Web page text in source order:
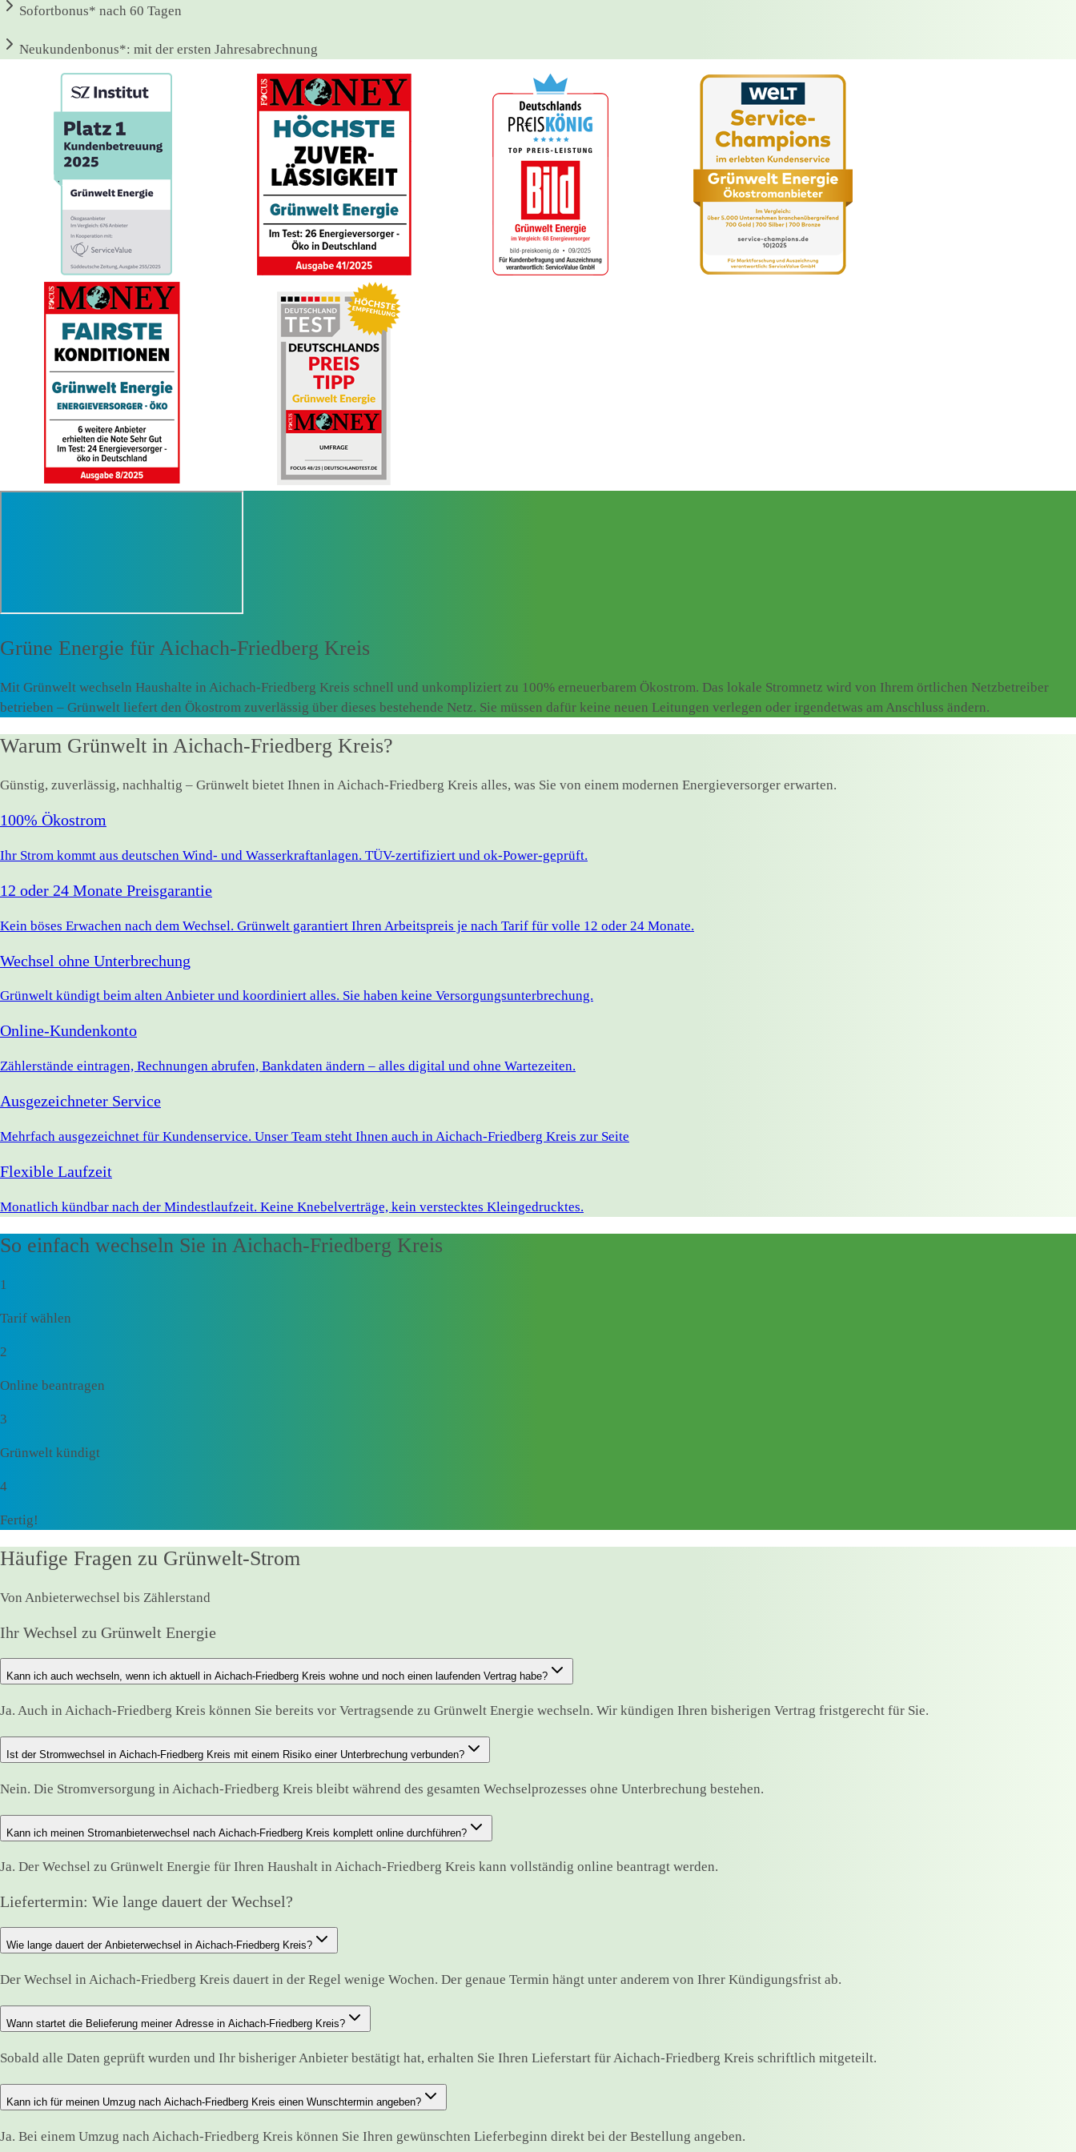
Sofortbonus* nach 60 Tagen
Neukundenbonus*: mit der ersten Jahresabrechnung
Grüne Energie für Aichach-Friedberg Kreis
Mit Grünwelt wechseln Haushalte in Aichach-Friedberg Kreis schnell und unkompliziert zu 100% erneuerbarem Ökostrom. Das lokale Stromnetz wird von Ihrem örtlichen Netzbetreiber
betrieben – Grünwelt liefert den Ökostrom zuverlässig über dieses bestehende Netz. Sie müssen dafür keine neuen Leitungen verlegen oder irgendetwas am Anschluss ändern.
Warum Grünwelt in Aichach-Friedberg Kreis?
Günstig, zuverlässig, nachhaltig – Grünwelt bietet Ihnen in Aichach-Friedberg Kreis alles, was Sie von einem modernen Energieversorger erwarten.
100% Ökostrom
Ihr Strom kommt aus deutschen Wind- und Wasserkraftanlagen. TÜV-zertifiziert und ok-Power-geprüft.
12 oder 24 Monate Preisgarantie
Kein böses Erwachen nach dem Wechsel. Grünwelt garantiert Ihren Arbeitspreis je nach Tarif für volle 12 oder 24 Monate.
Wechsel ohne Unterbrechung
Grünwelt kündigt beim alten Anbieter und koordiniert alles. Sie haben keine Versorgungsunterbrechung.
Online-Kundenkonto
Zählerstände eintragen, Rechnungen abrufen, Bankdaten ändern – alles digital und ohne Wartezeiten.
Ausgezeichneter Service
Mehrfach ausgezeichnet für Kundenservice. Unser Team steht Ihnen auch in Aichach-Friedberg Kreis zur Seite
Flexible Laufzeit
Monatlich kündbar nach der Mindestlaufzeit. Keine Knebelverträge, kein verstecktes Kleingedrucktes.
So einfach wechseln Sie in Aichach-Friedberg Kreis
1
Tarif wählen
2
Online beantragen
3
Grünwelt kündigt
4
Fertig!
Häufige Fragen zu Grünwelt-Strom
Von Anbieterwechsel bis Zählerstand
Ihr Wechsel zu Grünwelt Energie
Kann ich auch wechseln, wenn ich aktuell in Aichach-Friedberg Kreis wohne und noch einen laufenden Vertrag habe?
Ja. Auch in Aichach-Friedberg Kreis können Sie bereits vor Vertragsende zu Grünwelt Energie wechseln. Wir kündigen Ihren bisherigen Vertrag fristgerecht für Sie.
Ist der Stromwechsel in Aichach-Friedberg Kreis mit einem Risiko einer Unterbrechung verbunden?
Nein. Die Stromversorgung in Aichach-Friedberg Kreis bleibt während des gesamten Wechselprozesses ohne Unterbrechung bestehen.
Kann ich meinen Stromanbieterwechsel nach Aichach-Friedberg Kreis komplett online durchführen?
Ja. Der Wechsel zu Grünwelt Energie für Ihren Haushalt in Aichach-Friedberg Kreis kann vollständig online beantragt werden.
Liefertermin: Wie lange dauert der Wechsel?
Wie lange dauert der Anbieterwechsel in Aichach-Friedberg Kreis?
Der Wechsel in Aichach-Friedberg Kreis dauert in der Regel wenige Wochen. Der genaue Termin hängt unter anderem von Ihrer Kündigungsfrist ab.
Wann startet die Belieferung meiner Adresse in Aichach-Friedberg Kreis?
Sobald alle Daten geprüft wurden und Ihr bisheriger Anbieter bestätigt hat, erhalten Sie Ihren Lieferstart für Aichach-Friedberg Kreis schriftlich mitgeteilt.
Kann ich für meinen Umzug nach Aichach-Friedberg Kreis einen Wunschtermin angeben?
Ja. Bei einem Umzug nach Aichach-Friedberg Kreis können Sie Ihren gewünschten Lieferbeginn direkt bei der Bestellung angeben.